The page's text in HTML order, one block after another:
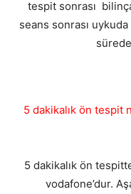
tespit sonrası
seans sonrası
5 dakikalık ön tespit
5 dakikalık ön
vodafone’dur.